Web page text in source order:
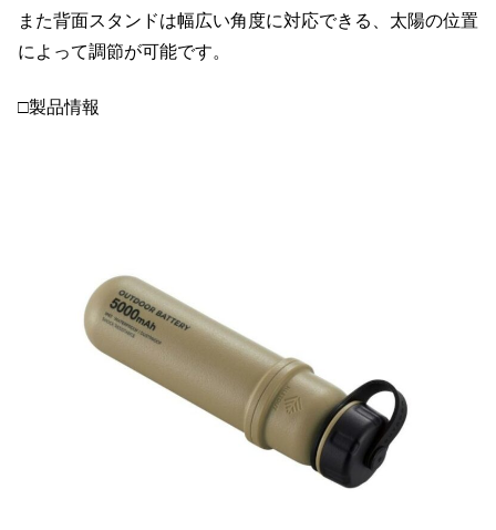
また背面スタンドは幅広い角度に対応できる、太陽の位置
によって調節が可能です。
□製品情報